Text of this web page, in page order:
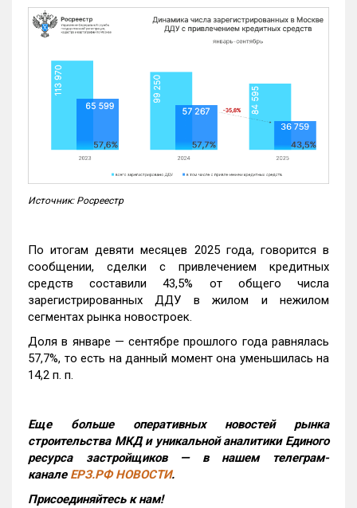
Источник: Росреестр
По итогам девяти месяцев 2025 года, говорится в
сообщении, сделки с привлечением кредитных
средств составили 43,5% от общего числа
зарегистрированных ДДУ в жилом и нежилом
сегментах рынка новостроек.
Доля в январе — сентябре прошлого года равнялась
57,7%, то есть на данный момент она уменьшилась на
14,2 п. п.
Еще больше оперативных новостей рынка
строительства МКД и уникальной аналитики Единого
ресурса застройщиков — в нашем телеграм-
канале ЕРЗ.РФ НОВОСТИ.
Присоединяйтесь к нам!